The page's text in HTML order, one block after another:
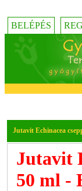
BELÉPÉS
Jutavit Echinacea
Jutavit
50 ml -